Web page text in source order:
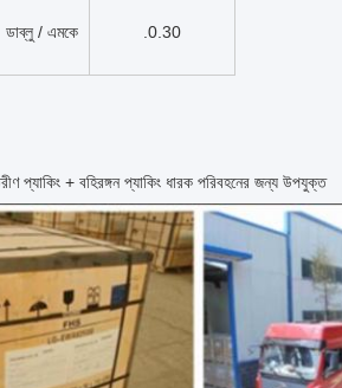
ডাব্লু / এমকে .0.30
প্যাকিং + বহিরঙ্গন প্যাকিং ধারক পরিবহনের জন্য উপযুক্ত